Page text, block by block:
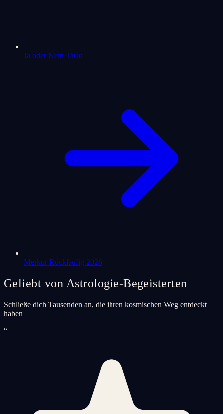
Ja oder Nein Tarot
Merkur Rückläufig 2026
Geliebt von Astrologie-Begeisterten
Schließe dich Tausenden an, die ihren kosmischen Weg entdeckt
haben
“